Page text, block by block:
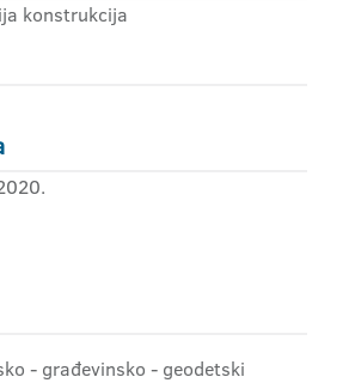
konstrukcija
- građevinsko - geodetski